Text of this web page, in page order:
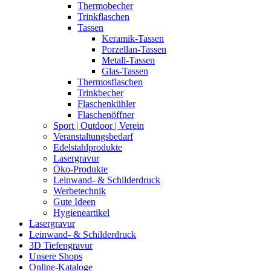
Thermobecher
Trinkflaschen
Tassen
Keramik-Tassen
Porzellan-Tassen
Metall-Tassen
Glas-Tassen
Thermosflaschen
Trinkbecher
Flaschenkühler
Flaschenöffner
Sport | Outdoor | Verein
Veranstaltungsbedarf
Edelstahlprodukte
Lasergravur
Öko-Produkte
Leinwand- & Schilderdruck
Werbetechnik
Gute Ideen
Hygieneartikel
Lasergravur
Leinwand- & Schilderdruck
3D Tiefengravur
Unsere Shops
Online-Kataloge